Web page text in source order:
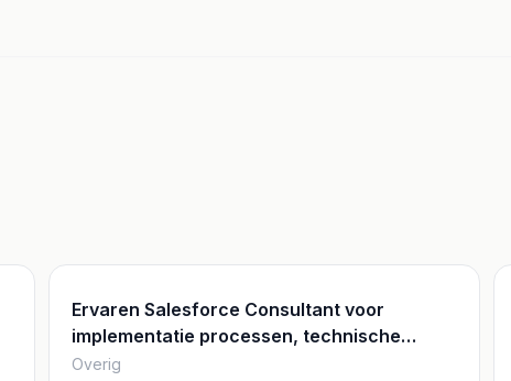
Ervaren Salesforce Consultant voor
implementatie processen, technische
ontwerp, architectuur en interfaces
Overig